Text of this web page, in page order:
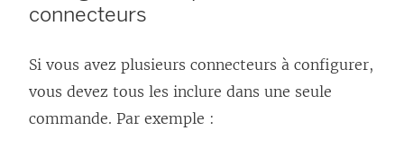
connecteurs
Si vous avez plusieurs connecteurs à configurer,
vous devez tous les inclure dans une seule
commande. Par exemple :